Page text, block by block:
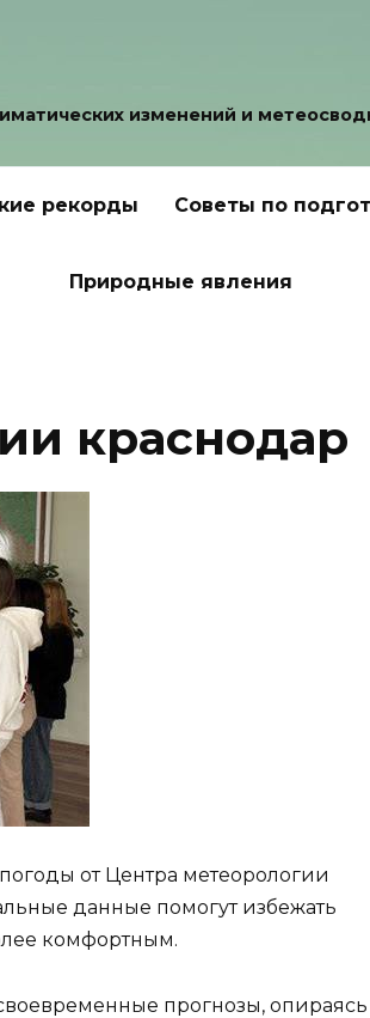
изменений и
рекорды Советы по
Природные явления
краснодар
от Центра метеорологии
данные помогут избежать
комфортным.
прогнозы, опираясь